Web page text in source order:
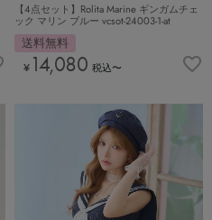
【4点セット】Rolita Marine ギンガムチェ
ック マリン ブルー vcsot-24003-1-at
送料無料
¥ 14,080 税込〜